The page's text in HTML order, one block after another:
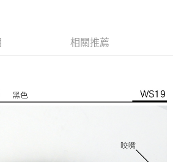
可選擇「超商條碼／台灣大直營門市／銀行轉
」等通路繳費。
商品之後才付款」的支付方式。 讓您購物簡單
後，再付款。
認金額後，即可完成結帳。
到繳費通知簡訊。
天內，點擊此簡訊中的連結，可透過四大超商／
含以上)免運費
相關推薦